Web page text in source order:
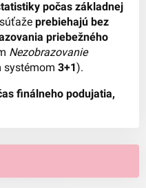
počas základnej
prebiehajú bez
priebežného
Nezobrazovanie
systémom 3+1).
finálneho podujatia,